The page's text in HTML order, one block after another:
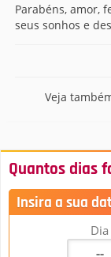
Parabéns, amor,
seus sonhos e
Veja
Quantos dias
Insira a sua
Dia